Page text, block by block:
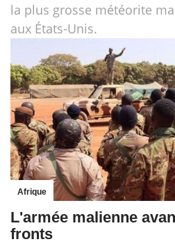
la plus grosse météorite
aux États-Unis.
Afrique
L'armée malienne
fronts